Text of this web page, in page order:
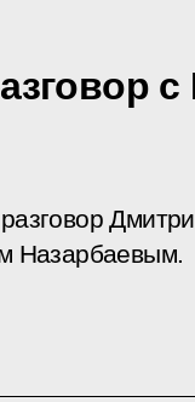
с
Назарбаевым.